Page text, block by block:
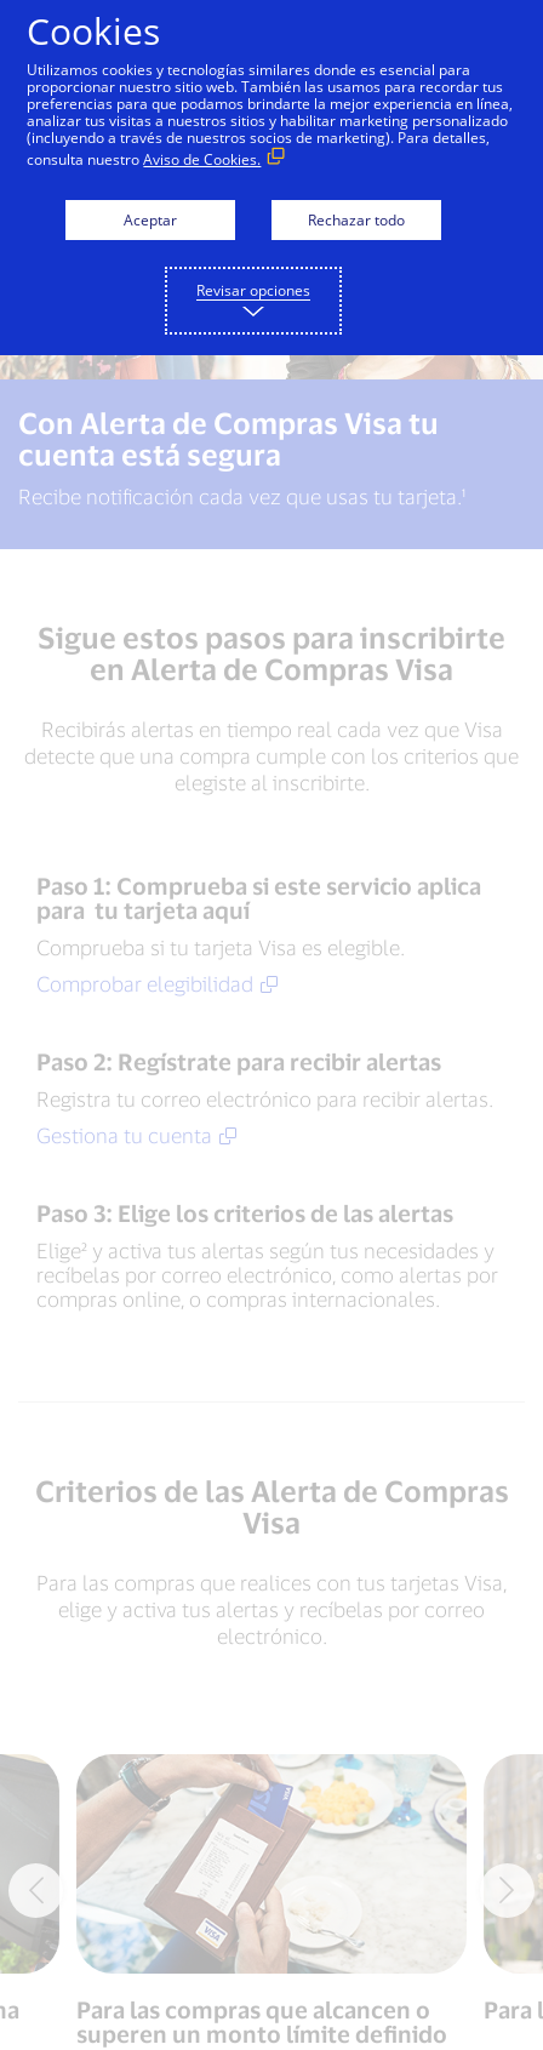
Con Alerta de Compras Visa tu
cuenta está segura
Recibe notificación cada vez que usas tu tarjeta.¹
Sigue estos pasos para inscribirte
en Alerta de Compras Visa
Recibirás alertas en tiempo real cada vez que Visa
detecte que una compra cumple con los criterios que
elegiste al inscribirte.
Paso 1: Comprueba si este servicio aplica
para tu tarjeta aquí
Comprueba si tu tarjeta Visa es elegible.
Comprobar elegibilidad
Paso 2: Regístrate para recibir alertas
Registra tu correo electrónico para recibir alertas.
Gestiona tu cuenta
Paso 3: Elige los criterios de las alertas
Elige² y activa tus alertas según tus necesidades y
recíbelas por correo electrónico, como alertas por
compras online, o compras internacionales.
Criterios de las Alerta de Compras
Visa
Para las compras que realices con tus tarjetas Visa,
elige y activa tus alertas y recíbelas por correo
electrónico.
Para las compras que alcancen o
superen un monto límite definido
Para
Cookies
Utilizamos cookies y tecnologías similares donde es esencial para
proporcionar nuestro sitio web. También las usamos para recordar tus
preferencias para que podamos brindarte la mejor experiencia en línea,
analizar tus visitas a nuestros sitios y habilitar marketing personalizado
(incluyendo a través de nuestros socios de marketing). Para detalles,
consulta nuestroAviso de Cookies.
Aceptar Rechazar todo
Revisar opciones